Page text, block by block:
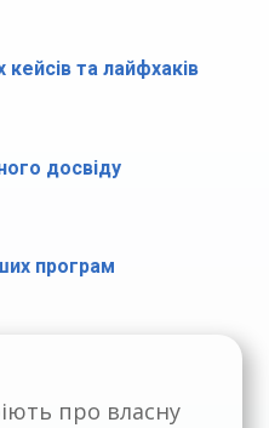
та лайфхаків
досвіду
програм
про власну